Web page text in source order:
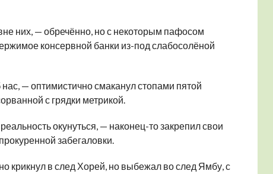
них, — обречённо, но с некоторым пафосом
консервной банки из-под слабосолёной
— оптимистично смаканул стопами пятой
с грядки метрикой.
окунуться, — наконец-то закрепил свои
забегаловки.
крикнул в след Хорей, но выбежал во след Ямбу, с